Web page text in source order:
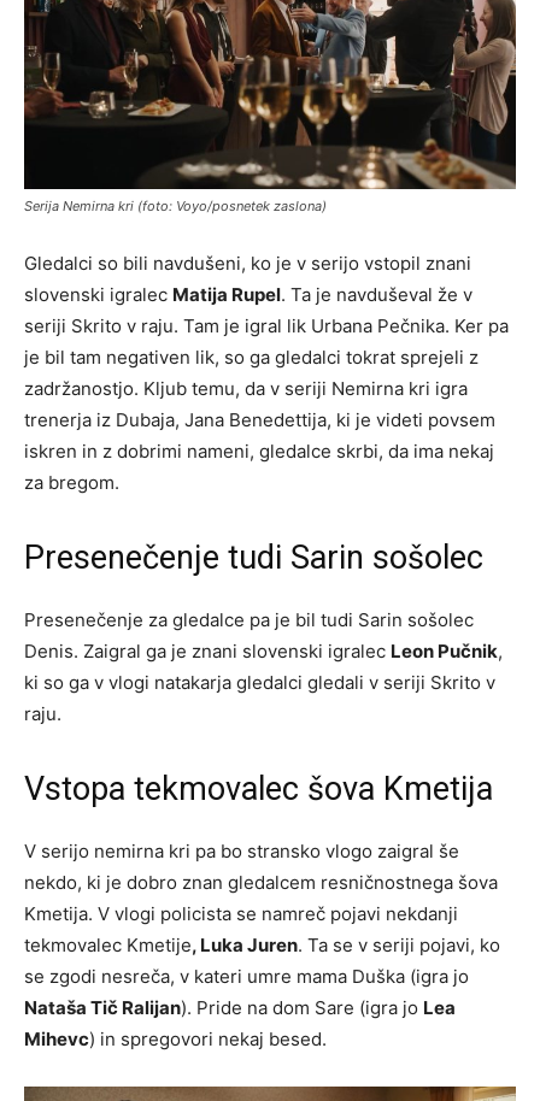
Serija Nemirna kri (foto: Voyo/posnetek zaslona)
Gledalci so bili navdušeni, ko je v serijo vstopil znani
slovenski igralec Matija Rupel. Ta je navduševal že v
seriji Skrito v raju. Tam je igral lik Urbana Pečnika. Ker pa
je bil tam negativen lik, so ga gledalci tokrat sprejeli z
zadržanostjo. Kljub temu, da v seriji Nemirna kri igra
trenerja iz Dubaja, Jana Benedettija, ki je videti povsem
iskren in z dobrimi nameni, gledalce skrbi, da ima nekaj
za bregom.
Presenečenje tudi Sarin sošolec
Presenečenje za gledalce pa je bil tudi Sarin sošolec
Denis. Zaigral ga je znani slovenski igralec Leon Pučnik,
ki so ga v vlogi natakarja gledalci gledali v seriji Skrito v
raju.
Vstopa tekmovalec šova Kmetija
V serijo nemirna kri pa bo stransko vlogo zaigral še
nekdo, ki je dobro znan gledalcem resničnostnega šova
Kmetija. V vlogi policista se namreč pojavi nekdanji
tekmovalec Kmetije, Luka Juren. Ta se v seriji pojavi, ko
se zgodi nesreča, v kateri umre mama Duška (igra jo
Nataša Tič Ralijan). Pride na dom Sare (igra jo Lea
Mihevc) in spregovori nekaj besed.